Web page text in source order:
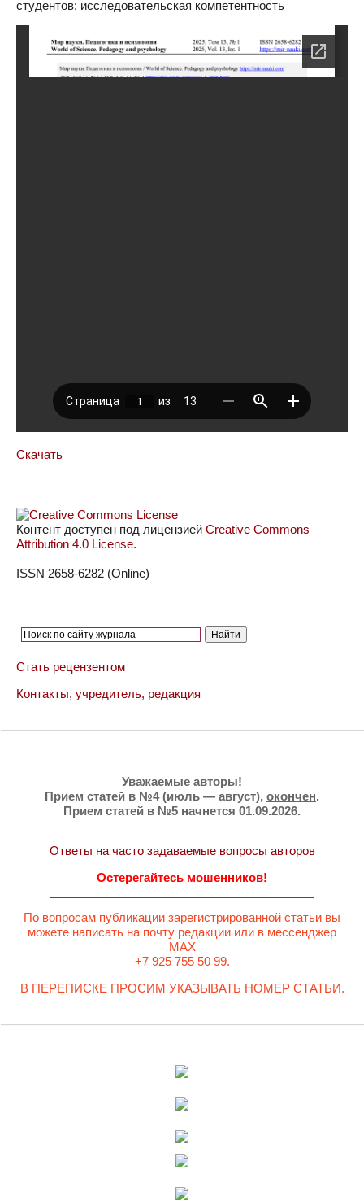
студентов; исследовательская компетентность
Скачать
Контент доступен под лицензией Creative Commons
Attribution 4.0 License.
ISSN 2658-6282 (Online)
Стать рецензентом
Контакты, учредитель, редакция
Уважаемые авторы!
Прием статей в №4 (июль — август), окончен.
Прием статей в №5 начнется 01.09.2026.
Ответы на часто задаваемые вопросы авторов
Остерегайтесь мошенников!
По вопросам публикации зарегистрированной статьи вы
можете написать на почту редакции или в мессенджер
MAX
+7 925 755 50 99.
В ПЕРЕПИСКЕ ПРОСИМ УКАЗЫВАТЬ НОМЕР СТАТЬИ.